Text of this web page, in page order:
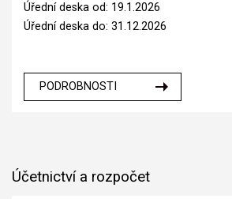
Úřední deska od: 19.1.2026
Úřední deska do: 31.12.2026
PODROBNOSTI
Účetnictví a rozpočet